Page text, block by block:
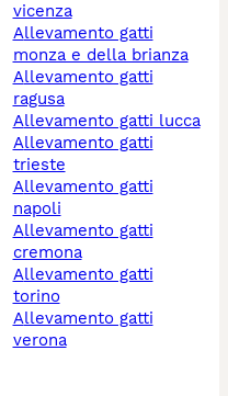
vicenza
allevamento gatti
monza e della brianza
allevamento gatti
ragusa
allevamento gatti lucca
allevamento gatti
trieste
allevamento gatti
napoli
allevamento gatti
cremona
allevamento gatti
torino
allevamento gatti
verona